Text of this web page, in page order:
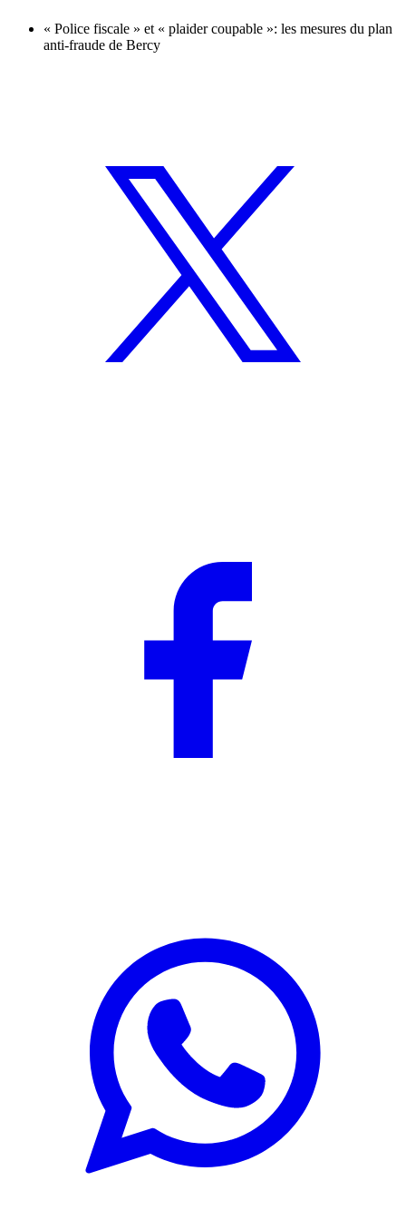
« Police fiscale » et « plaider coupable »: les mesures du plan
anti-fraude de Bercy